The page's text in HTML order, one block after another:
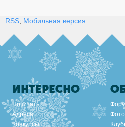
RSS Мобильная версия
ИНТЕРЕСНО
Почитать
Адреса
Конкурсы